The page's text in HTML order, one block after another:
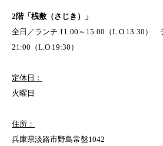
2階「桟敷（さじき）」
全日／ランチ 11:00～15:00（L.O 13:30）
21:00（L.O 19:30）
定休日：
火曜日
住所：
兵庫県淡路市野島常盤1042